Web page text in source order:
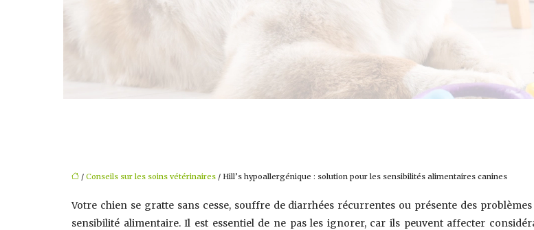
/Conseils sur les soins vétérinaires / Hill’s hypoallergénique : solution pour les sensibilités alimentaires canines
Votre chien se gratte sans cesse, souffre de diarrhées récurrentes ou présente des
sensibilité alimentaire. Il est essentiel de ne pas les ignorer, car ils peuvent affecter